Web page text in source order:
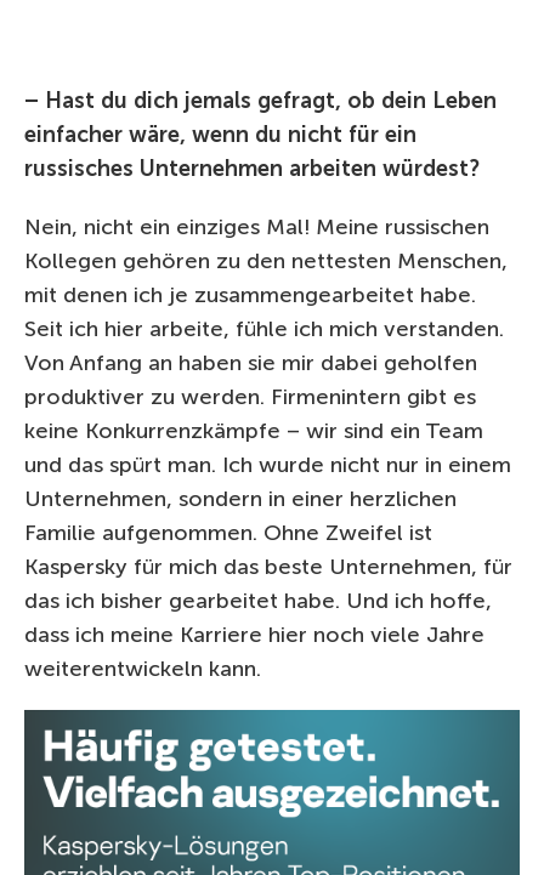
– Hast du dich jemals gefragt, ob dein Leben
einfacher wäre, wenn du nicht für ein
russisches Unternehmen arbeiten würdest?
Nein, nicht ein einziges Mal! Meine russischen
Kollegen gehören zu den nettesten Menschen,
mit denen ich je zusammengearbeitet habe.
Seit ich hier arbeite, fühle ich mich verstanden.
Von Anfang an haben sie mir dabei geholfen
produktiver zu werden. Firmenintern gibt es
keine Konkurrenzkämpfe – wir sind ein Team
und das spürt man. Ich wurde nicht nur in einem
Unternehmen, sondern in einer herzlichen
Familie aufgenommen. Ohne Zweifel ist
Kaspersky für mich das beste Unternehmen, für
das ich bisher gearbeitet habe. Und ich hoffe,
dass ich meine Karriere hier noch viele Jahre
weiterentwickeln kann.